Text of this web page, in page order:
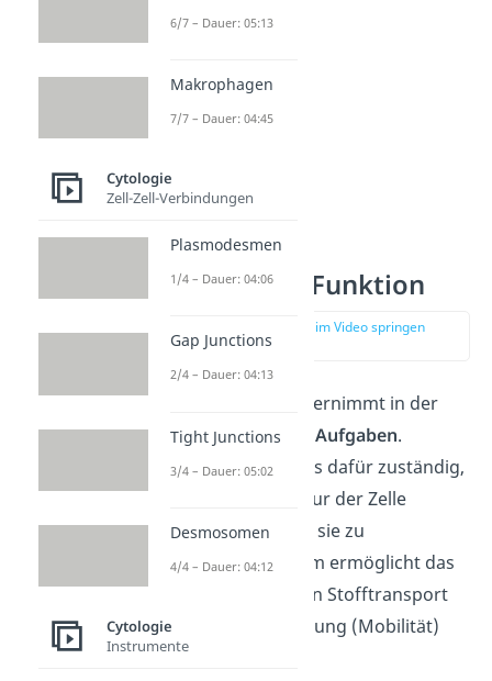
Cytoskelett Funktion
zur Stelle im Video springen
(03:19)
Das Cytoskelett übernimmt in der
Zelle verschiedeneAufgaben.
Hauptsächlich ist es dafür zuständig,
die typische Struktur der Zelle
beizubehalten und sie zu
stabilisieren. Zudem ermöglicht das
Zellskelett auch den Stofftransport
und die Fortbewegung (Mobilität)
der Zelle.
6/7 – Dauer: 05:13
Makrophagen
7/7 – Dauer: 04:45
Cytologie
Zell-Zell-Verbindungen
Plasmodesmen
1/4 – Dauer: 04:06
Gap Junctions
2/4 – Dauer: 04:13
Tight Junctions
3/4 – Dauer: 05:02
Desmosomen
4/4 – Dauer: 04:12
Cytologie
Instrumente